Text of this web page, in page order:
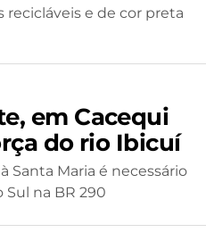
recicláveis e de cor preta
em Cacequi
do rio Ibicuí
Santa Maria é necessário
Sul na BR 290